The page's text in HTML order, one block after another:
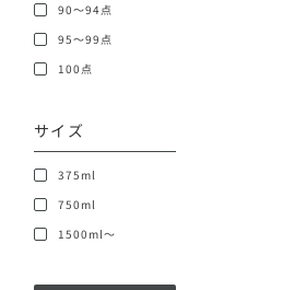
90～94点
95～99点
100点
サイズ
375ml
750ml
1500ml～